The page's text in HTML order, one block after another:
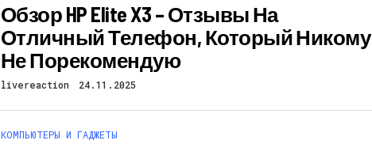
Обзор HP Elite X3 – Отзывы На
Отличный Телефон, Который Никому
Не Порекомендую
livereaction 24.11.2025
КОМПЬЮТЕРЫ И ГАДЖЕТЫ